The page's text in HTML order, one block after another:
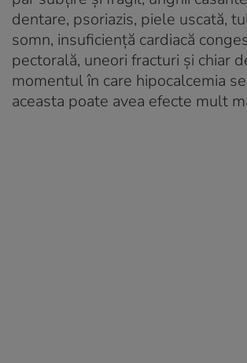
dentare, psoriazis, piele uscată,
somn, insuficiență cardiacă
pectorală, uneori fracturi și chiar
momentul în care hipocalcemia
aceasta poate avea efecte mult